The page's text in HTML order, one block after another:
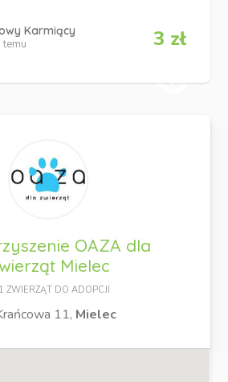
Karmiący
3 zł
OAZA dla
Mielec
ZWIERZĄT DO ADOPCJI
11, Mielec